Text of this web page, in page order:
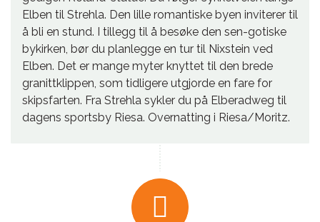
Elben til Strehla. Den lille romantiske byen inviterer til
å bli en stund. I tillegg til å besøke den sen-gotiske
bykirken, bør du planlegge en tur til Nixstein ved
Elben. Det er mange myter knyttet til den brede
granittklippen, som tidligere utgjorde en fare for
skipsfarten. Fra Strehla sykler du på Elberadweg til
dagens sportsby Riesa. Overnatting i Riesa/Moritz.